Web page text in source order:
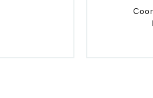
Coordinatrice du